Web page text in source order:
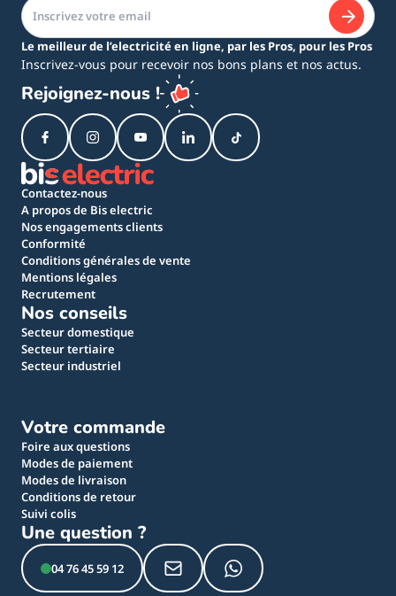
Le meilleur de l’electricité en ligne, par les Pros, pour les Pros
Inscrivez-vous pour recevoir nos bons plans et nos actus.
Rejoignez-nous !
Contactez-nous
A propos de Bis electric
Nos engagements clients
Conformité
Conditions générales de vente
Mentions légales
Recrutement
Nos conseils
Secteur domestique
Secteur tertiaire
Secteur industriel
Votre commande
Foire aux questions
Modes de paiement
Modes de livraison
Conditions de retour
Suivi colis
Une question ?
04 76 45 59 12